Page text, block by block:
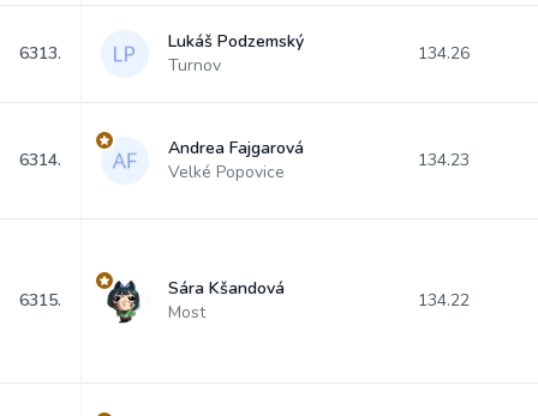
6313.
Lukáš Podzemský
Turnov
134.26
6314.
Andrea Fajgarová
Velké Popovice
134.23
6315.
Sára Kšandová
Most
134.22